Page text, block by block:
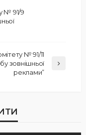
№ 91/9
№ 91/11
зовнішньої
реклами”